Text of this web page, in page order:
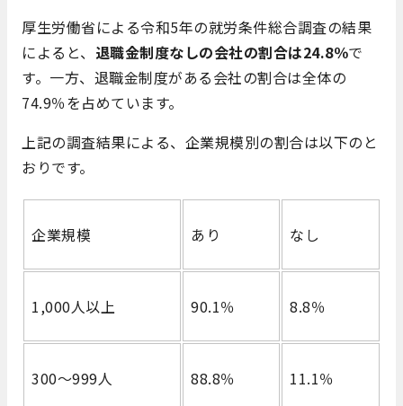
厚生労働省による令和5年の就労条件総合調査の結果
によると、 退職金制度なしの会社の割合は24.8％で
す。一方、退職金制度がある会社の割合は全体の
74.9％を占めています。
上記の調査結果による、企業規模別の割合は以下のと
おりです。
企業規模 あり なし
1,000人以上 90.1％ 8.8％
300～999人 88.8％ 11.1％